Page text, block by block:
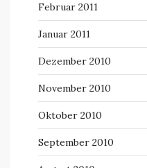
Februar 2011
Januar 2011
Dezember 2010
November 2010
Oktober 2010
September 2010